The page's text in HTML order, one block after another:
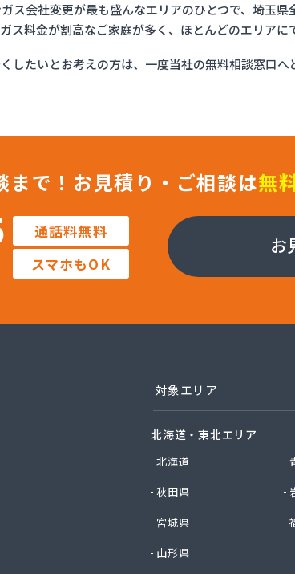
会社
ー株式会社
式会社 越谷営業所
ュニティ株式会社
社 武蔵支店武蔵オフィス
会社 埼玉支店
会社 東松山支店
ホームライフ関東株式会社 狭山営業所
ホームライフ関東株式会社 越谷支店
社 越谷営業所
社 川口営業所
社 西坂戸サービスセンター
ス会社変更が最も盛んなエリアのひとつで、埼玉
ス料金が割高なご家庭が多く、ほとんどのエリアに
したいとお考えの方は、一度当社の無料相談窓口へ
で！ お見積り・ご相談は無
通話料無料
スマホもOK
お
対象エリア
北海道・東北エリア
北海道
秋田県
宮城県
山形県